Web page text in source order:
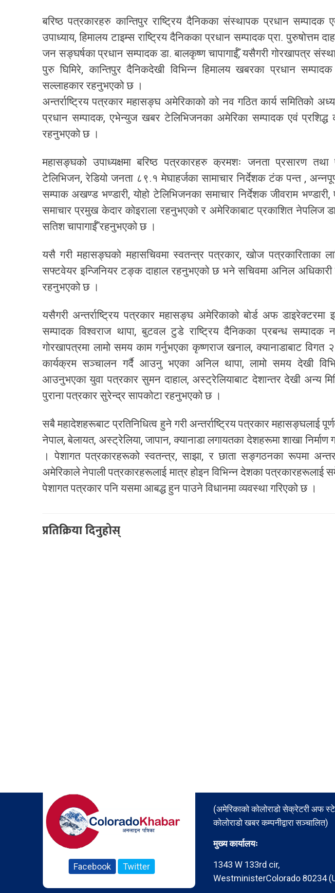
बरिष्ठ पत्रकारहरु कान्तिपुर राष्ट्रिय दैनिकका संस्थापक प्रधान
उपाध्याय, हिमालय टाइम्स राष्ट्रिय दैनिकका प्रधान सम्पादक प्रा. पुरुषोत्तम
जन सङ्घर्षका प्रधान सम्पादक डा. बालकृष्ण चापागाईँ, यसैगरी गोरखापत्र
पुरु घिमिरे, कान्तिपुर दैनिकदेखी विभिन्न हिमालय खबरका प्रधान
सल्लाहकार रहनुभएको छ ।
अन्तर्राष्ट्रिय पत्रकार महासङ्घ अमेरिकाको को नव गठित कार्य समितिको
प्रधान सम्पादक, एभेन्युज खबर टेलिभिजनका अमेरिका सम्पादक एवं प्रशिद्ध
रहनुभएको छ ।
महासङ्घको उपाध्यक्षमा बरिष्ठ पत्रकारहरु क्रमशः जनता प्रसारण
टेलिभिजन, रेडियो जनता ८९.१ मेघाहर्जका सामाचार निर्देशक टंक पन्त ,
सम्पाक अखण्ड भण्डारी, योहो टेलिभिजनका समाचार निर्देशक जीवराम
समाचार प्रमुख केदार कोइराला रहनुभएको र अमेरिकाबाट प्रकाशित नेपलिज
सतिश चापागाईँ रहनुभएको छ ।
यसै गरी महासङ्घको महासचिवमा स्वतन्त्र पत्रकार, खोज पत्रकारिताका
सफ्टवेयर इन्जिनियर टङ्क दाहाल रहनुभएको छ भने सचिवमा अनिल अधिकारी र
रहनुभएको छ ।
यसैगरी अन्तर्राष्ट्रिय पत्रकार महासङ्घ अमेरिकाको बोर्ड अफ
सम्पादक विश्वराज थापा, बुटवल टुडे राष्ट्रिय दैनिकका प्रबन्ध सम्पादक
गोरखापत्रमा लामो समय काम गर्नुभएका कृष्णराज खनाल, क्यानाडाबाट विगत
कार्यक्रम सञ्चालन गर्दै आउनु भएका अनिल थापा, लामो समय देखी
आउनुभएका युवा पत्रकार सुमन दाहाल, अस्ट्रेलियाबाट देशान्तर देखी अन्य
पुराना पत्रकार सुरेन्द्र सापकोटा रहनुभएको छ ।
सबै महादेशहरूबाट प्रतिनिधित्व हुने गरी अन्तर्राष्ट्रिय पत्रकार महासङ्घलाई
नेपाल, बेलायत, अस्ट्रेलिया, जापान, क्यानाडा लगायतका देशहरूमा शाखा निर्माण
। पेशागत पत्रकारहरूको स्वतन्त्र, साझा, र छाता सङ्गठनका रूपमा
अमेरिकाले नेपाली पत्रकारहरूलाई मात्र होइन विभिन्न देशका
पेशागत पत्रकार पनि यसमा आबद्ध हुन पाउने विधानमा व्यवस्था गरिएको छ ।
प्रतिक्रिया दिनुहोस्
Facebook Twitter
(अमेरिकाको कोलोराडो सेक्रेटरी अफ
कोलोराडो खबर कम्पनीद्वारा सञ्चालित)
मुख्य कार्यालयः
1343 W 133rd cir,
WestministerColorado 80234